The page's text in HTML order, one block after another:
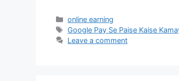
Categories
online earning
Tags
Google Pay Se Paise Kaise
Leave a comment